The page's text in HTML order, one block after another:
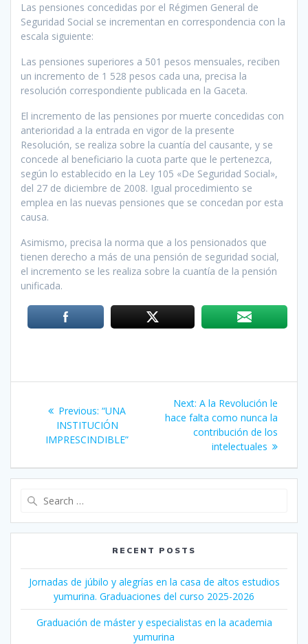
Las pensiones concedidas por el Régimen General de
Seguridad Social se incrementan en correspondencia con la
escala siguiente:
Las pensiones superiores a 501 pesos mensuales, reciben
un incremento de 1 528 pesos cada una, precisa la
resolución correspondiente publicada en la Gaceta.
El incremento de las pensiones por muerte concedidas con
anterioridad a la entrada en vigor de la presente
Resolución, se realiza sobre la cuantía del causante, y se
concede al beneficiario la cuota parte que le pertenezca,
según lo establecido en la Ley 105 «De Seguridad Social»,
del 27 de diciembre de 2008. Igual procedimiento se
emplea en las nuevas pensiones que se concedan por esta
causa.
Asimismo, precisa la norma que a los pensionados que
tienen derecho a más de una pensión de seguridad social,
el incremento se les realiza sobre la cuantía de la pensión
unificada.
navigation
Previous: Previous
post:
“UNA
INSTITUCIÓN
IMPRESCINDIBLE”
Next: Next
post:
A la Revolución le
hace falta como nunca la
contribución de los
intelectuales
RECENT POSTS
Jornadas de júbilo y alegrías en la casa de altos estudios
yumurina. Graduaciones del curso 2025-2026
Graduación de máster y especialistas en la academia
yumurina